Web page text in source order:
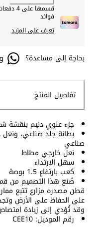
قسمها على 4 دفعات شهرية بقيمة
فوائد
تعرف على المزيد
بحاجة إلى مساعدة؟
تفاصيل المنتج
جزء علوي دنيم بنقشة
بطانة جلد صناعي،
صناعي
نعل خارجي مطاط
سهل الارتداء
كعب بارتفاع 1.5 بوصة
صُنع هذا التصميم من
قطن مصدره مزارع تتبع
على الحفاظ على الأرض
وقد تُؤدي إلى زيادة
رقم الموديل: CEE10